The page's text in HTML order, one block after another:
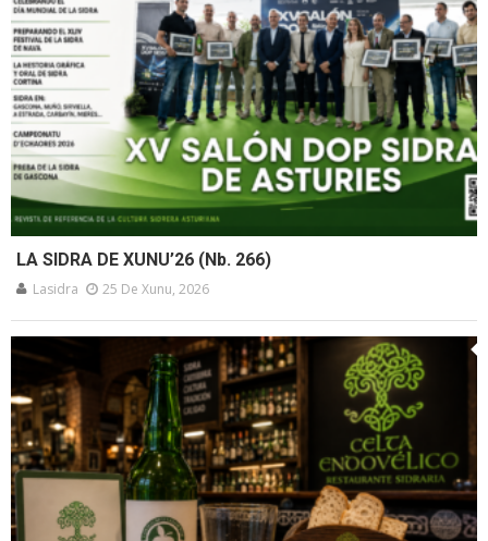
LA SIDRA DE XUNU’26 (Nb. 266)
Lasidra 25 De Xunu, 2026